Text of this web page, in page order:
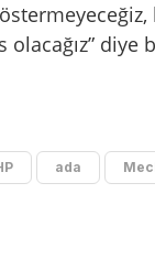
olacağız” diye
ada